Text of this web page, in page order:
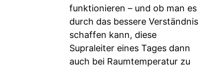
funktionieren – und ob man es
durch das bessere Verständnis
schaffen kann, diese
Supraleiter eines Tages dann
auch bei Raumtemperatur zu